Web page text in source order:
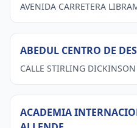
AVENIDA CARRETERA
ABEDUL CENTRO DE
CALLE STIRLING
ACADEMIA